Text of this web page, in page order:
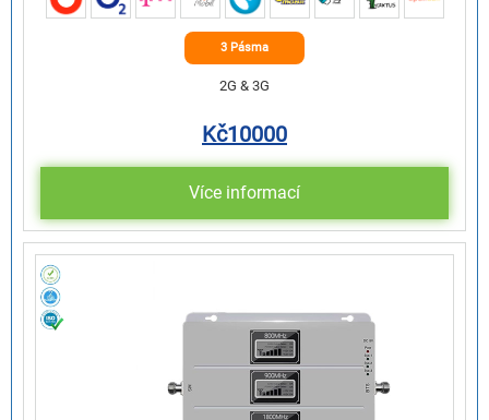
3 Pásma
2G & 3G
Kč10000
Více informací